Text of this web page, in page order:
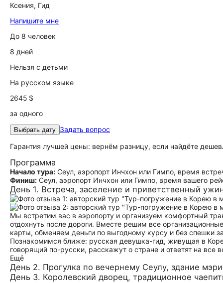
Ксения, Гид
Напишите мне
До 8 человек
8 дней
Нельзя с детьми
На русском языке
2645 $
за одного
Выбрать дату Задать вопрос
Гарантия лучшей цены: вернём разницу, если найдёте
Программа
Начало тура: Сеул, аэропорт Инчхон или Гимпо, время
Финиш: Сеул, аэропорт Инчхон или Гимпо, время вашего
День 1. Встреча, заселение и приветственный
Мы встретим вас в аэропорту и организуем комфортный
отдохнуть после дороги. Вместе решим все
карты, обменяем деньги по выгодному курсу и без спешки
Познакомимся ближе: русская девушка-гид, живущая в
говорящий по-русски, расскажут о стране и ответят на все
Ещё
День 2. Прогулка по вечернему Сеулу, здание
День 3. Королевский дворец, традиционное